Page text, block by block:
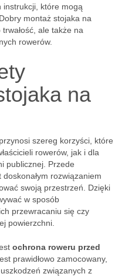
instrukcji, które mogą
montaż stojaka na
ale także na
rowerów.
na
szereg korzyści, które
rowerów, jak i dla
publicznej. Przede
rozwiązaniem
swoją przestrzeń. Dzięki
w sposób
przewracaniu się czy
powierzchni.
ochrona roweru przed
prawidłowo zamocowany,
związanych z